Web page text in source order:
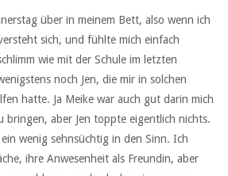
über in meinem Bett, also wenn ich
sich, und fühlte mich einfach
wie mit der Schule im letzten
noch Jen, die mir in solchen
hatte. Ja Meike war auch gut darin mich
bringen, aber Jen toppte eigentlich nichts.
wenig sehnsüchtig in den Sinn. Ich
ihre Anwesenheit als Freundin, aber